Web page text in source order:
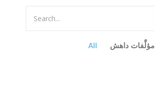
All مؤلَّفات داهش